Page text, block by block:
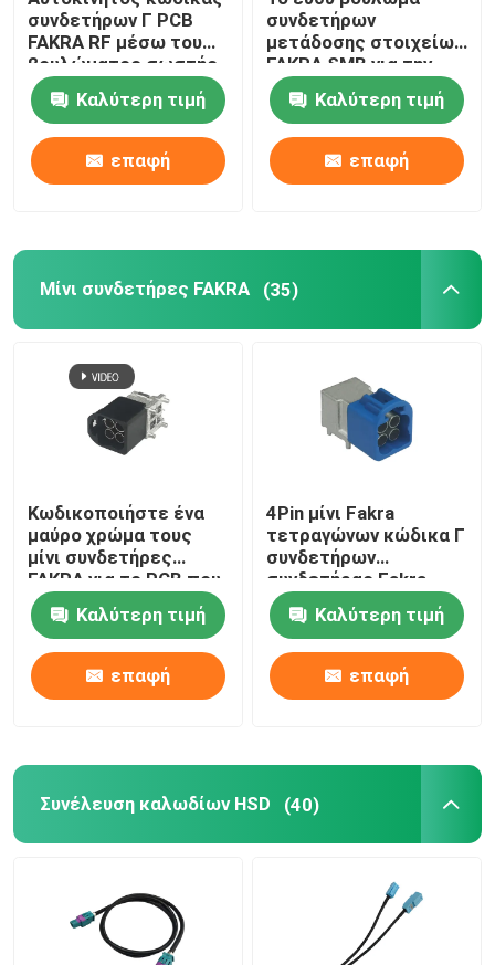
Καλώδιο της BMW HSD
Συνδετήρας καλωδίων FAKRA
συνδετήρων Γ PCB
FAKRA RF μέσω του
βουλώματος σωστής
γωνίας τρυπών
Καλύτερη τιμή
επαφή
συνδετήρων
μετάδοσης στοιχείων
FAKRA SMB για την
επιτροπή PCB
τοποθετείΚαλύτερη τιμή
επαφή
Μίνι συνδετήρες FAKRA (35)
Κωδικοποιήστε ένα
μαύρο χρώμα τους
μίνι συνδετήρες
FAKRA για το PCB που
η σωστή γωνία
τοποθετείΚαλύτερη τιμή
επαφή
4Pin μίνι Fakra
τετραγώνων κώδικα Γ
συνδετήρων
συνδετήρας Fakra
σωστής γωνίας μίνι
για το PCBΚαλύτερη τιμή
επαφή
Συνέλευση καλωδίων HSD (40)